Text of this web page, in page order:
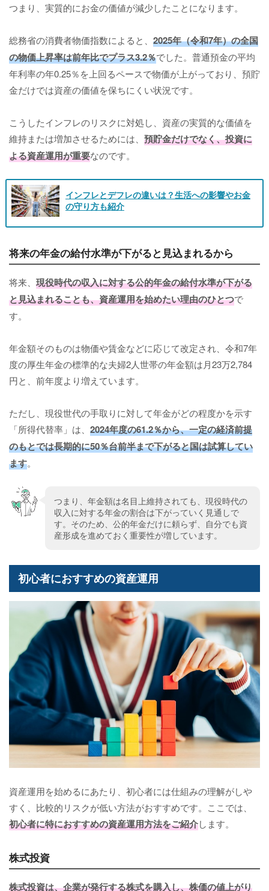
つまり、実質的にお金の価値が減少したことになります。
総務省の消費者物価指数によると、 2025年（令和7年）の全国
の物価上昇率は前年比でプラス3.2％でした。普通預金の平均
年利率の年0.25％を上回るペースで物価が上がっており、預貯
金だけでは資産の価値を保ちにくい状況です。
こうしたインフレのリスクに対処し、資産の実質的な価値を
維持または増加させるためには、 預貯金だけでなく、投資に
よる資産運用が重要なのです。
インフレとデフレの違いは？生活への影響やお金
の守り方も紹介
将来の年金の給付水準が下がると見込まれるから
将来、 現役時代の収入に対する公的年金の給付水準が下がる
と見込まれることも、資産運用を始めたい理由のひとつで
す。
年金額そのものは物価や賃金などに応じて改定され、令和7年
度の厚生年金の標準的な夫婦2人世帯の年金額は月23万2,784
円と、前年度より増えています。
ただし、現役世代の手取りに対して年金がどの程度かを示す
「所得代替率」は、 2024年度の61.2％から、一定の経済前提
のもとでは長期的に50％台前半まで下がると国は試算してい
ます。
つまり、年金額は名目上維持されても、現役時代の
収入に対する年金の割合は下がっていく見通しで
す。そのため、公的年金だけに頼らず、自分でも資
産形成を進めておく重要性が増しています。
初心者におすすめの資産運用
資産運用を始めるにあたり、初心者には仕組みの理解がしや
すく、比較的リスクが低い方法がおすすめです。ここでは、
初心者に特におすすめの資産運用方法をご紹介します。
株式投資
株式投資は、企業が発行する株式を購入し、株価の値上がり